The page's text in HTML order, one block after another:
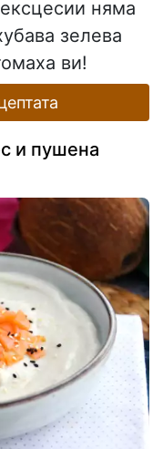
няма
зелева
ви!
и пушена